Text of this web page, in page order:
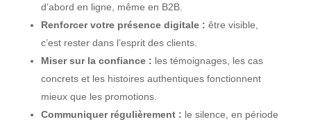
d’abord en ligne, même en B2B.
Renforcer votre présence digitale : être visible,
c’est rester dans l’esprit des clients.
Miser sur la confiance : les témoignages, les cas
concrets et les histoires authentiques fonctionnent
mieux que les promotions.
Communiquer régulièrement : le silence, en période